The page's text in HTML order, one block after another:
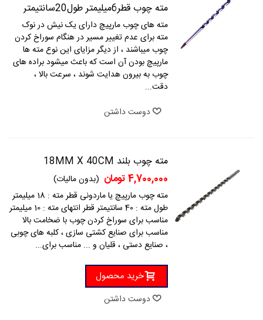
مته چوب قطر6میلیمتر طول20سانتیمتر
مته های چوب مارپیچ دارای یک نیش در نوک
مته برای عدم تغییر مسیر در هنگام سوراخ کردن
چوب میباشند ، از دیگر مزایای این نوع مته ها
مارپیچ بودن آن است که باعث میشود براده های
چوب به بیرون هدایت شوند ، سرعت بالا ،
دقت...
دوست داشتن
مته چوب بلند 18MM X 40CM
4,700,000 تومان
(بدون مالیات)
مته چوب مارپیچ یا ماردونی قطر مته : 18 میلیمتر
طول مته : 40 سانتیمتر قطر انتهای مته : 10 میلیمتر
مناسب برای سوراخ کردن چوب با ضخامت بالا
مناسب برای صنایع کشتی سازی ، کلبه های چوبی
، صنایع دستی ، قلیان و ... مناسب برای...
خرید محصول
دوست داشتن